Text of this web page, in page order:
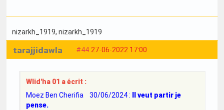
nizarkh_1919, nizarkh_1919
#44 27-06-2022 17:00
tarajjidawla
Wlid'ha 01 a écrit :
Moez Ben Cherifia 30/06/2024 :
Il veut partir je
pense.